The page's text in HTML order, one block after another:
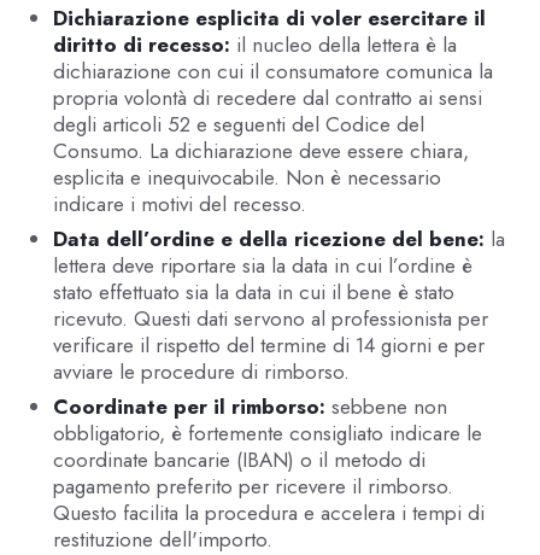
Dichiarazione esplicita di voler esercitare il
diritto di recesso: il nucleo della lettera è la
dichiarazione con cui il consumatore comunica la
propria volontà di recedere dal contratto ai sensi
degli articoli 52 e seguenti del Codice del
Consumo. La dichiarazione deve essere chiara,
esplicita e inequivocabile. Non è necessario
indicare i motivi del recesso.
Data dell’ordine e della ricezione del bene: la
lettera deve riportare sia la data in cui l’ordine è
stato effettuato sia la data in cui il bene è stato
ricevuto. Questi dati servono al professionista per
verificare il rispetto del termine di 14 giorni e per
avviare le procedure di rimborso.
Coordinate per il rimborso: sebbene non
obbligatorio, è fortemente consigliato indicare le
coordinate bancarie (IBAN) o il metodo di
pagamento preferito per ricevere il rimborso.
Questo facilita la procedura e accelera i tempi di
restituzione dell'importo.